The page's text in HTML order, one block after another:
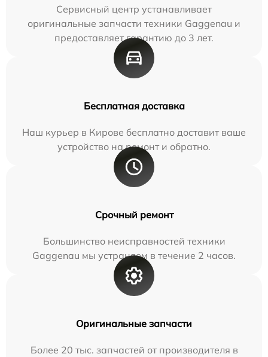
Сервисный центр устанавливает
оригинальные запчасти техники Gaggenau и
предоставляет гарантию до 3 лет.
Бесплатная доставка
Наш курьер в Кирове бесплатно доставит ваше
устройство на ремонт и обратно.
Срочный ремонт
Большинство неисправностей техники
Gaggenau мы устраняем в течение 2 часов.
Оригинальные запчасти
Более 20 тыс. запчастей от производителя в